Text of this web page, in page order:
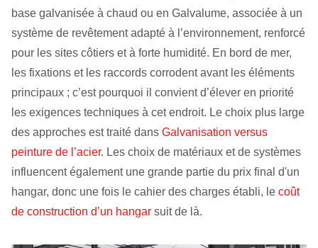
base galvanisée à chaud ou en Galvalume, associée à un
système de revêtement adapté à l’environnement, renforcé
pour les sites côtiers et à forte humidité. En bord de mer,
les fixations et les raccords corrodent avant les éléments
principaux ; c’est pourquoi il convient d’élever en priorité
les exigences techniques à cet endroit. Le choix plus large
des approches est traité dans Galvanisation versus
peinture de l’acier. Les choix de matériaux et de systèmes
influencent également une grande partie du prix final d'un
hangar, donc une fois le cahier des charges établi, le coût
de construction d’un hangar suit de là.